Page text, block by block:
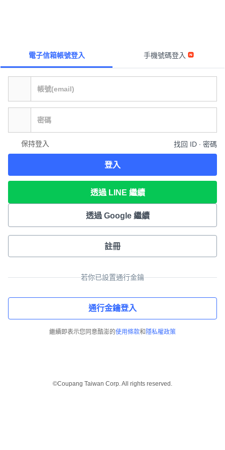
電子信箱帳號登入 手機號碼登入
保持登入 找回 ID ∙ 密碼
登入
透過 LINE 繼續
透過 Google 繼續
註冊
若你已設置通行金鑰
通行金鑰登入
繼續即表示您同意酷澎的使用條款和 隱私權政策
©Coupang Taiwan Corp. All rights reserved.